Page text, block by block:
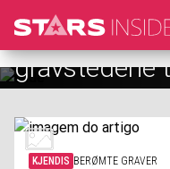
Parkinsons
KJENDIS BERØMTE GRAVER